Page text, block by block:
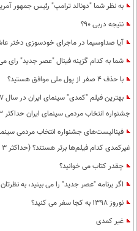
به نظر شما "دونالد ترامپ" رئیس جمهور
نتیجه دربی 90؟
آیا صداوسیما در ماجرای خودسوزی دختر
شما به کدام گزینه فینال "عصر جدید" رای
با حذف 4 صفر از پول ملی موافق هستید؟
جشنواره انتخاب مردمی سینمای ایران حداکثر 3 گزینه را انتخاب کنید)
فینالیست‌های جشنواره انتخاب مردمی
غیرکمدی کدام فیلم‌ها برتر هستند؟ (حداکثر 3 فیلم انتخاب کنید)
چقدر کتاب می خوانید؟
اگر برنامه "عصر جدید" را می بینید، به
نوروز 1398 به کجا سفر می کنید؟
غیر کمدی